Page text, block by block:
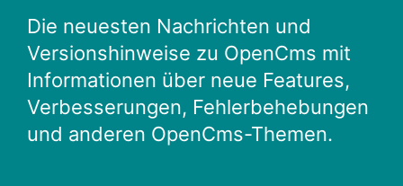
Die neuesten Nachrichten und
Versionshinweise zu OpenCms mit
Informationen über neue Features,
Verbesserungen, Fehlerbehebungen
und anderen OpenCms-Themen.